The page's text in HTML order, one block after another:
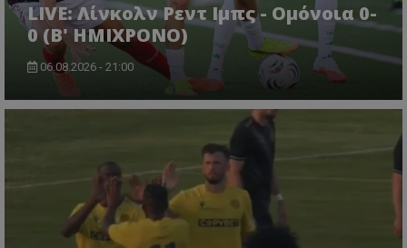
LIVE: Λίνκολν Ρεντ Ιμπς - Ομόνοια 0-
0 (Β' ΗΜΙΧΡΟΝΟ)
06.08.2026 - 21:00